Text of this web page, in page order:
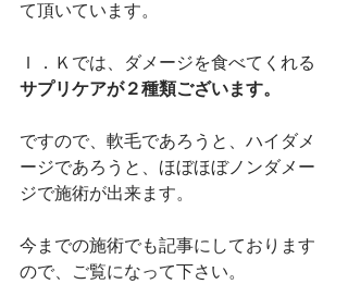
て頂いています。
Ｉ．Ｋでは、ダメージを食べてくれる
サプリケアが２種類ございます。
ですので、軟毛であろうと、ハイダメ
ージであろうと、ほぼほぼノンダメー
ジで施術が出来ます。
今までの施術でも記事にしております
ので、ご覧になって下さい。